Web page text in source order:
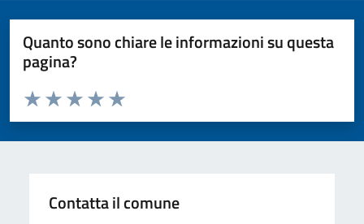
Quanto sono chiare le informazioni su questa
pagina?
Valuta da 1 a 5 stelle la pagina
Valuta 5 stelle su 5
Valuta 4 stelle su 5
Valuta 3 stelle su 5
Valuta 2 stelle su 5
Valuta 1 stelle su 5
Contatta il comune